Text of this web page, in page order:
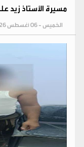
مسيرة الأستاذ زيد
الخميس - 06 أغسطس 2026 - الساعة 10:38 م